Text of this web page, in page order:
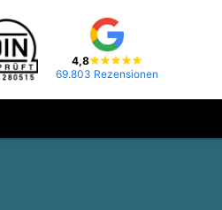
4,8
69.803 Rezensionen